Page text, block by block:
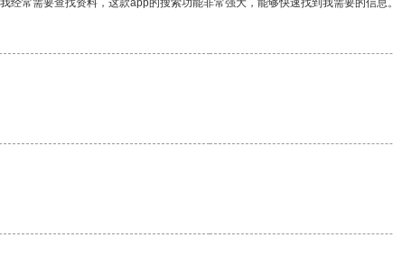
常需要查找资料，这款app的搜索功能非常强大，能够快速找到我需要的信息。